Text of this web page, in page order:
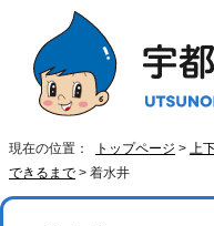
現在の位置： トップページ > 上
できるまで > 着水井